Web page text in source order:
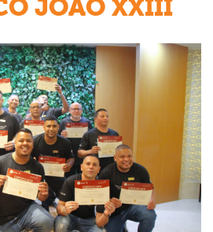
JOÃO XXIII